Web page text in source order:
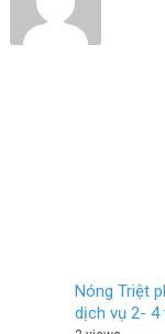
Nóng Triệt
dịch vụ 2- 4